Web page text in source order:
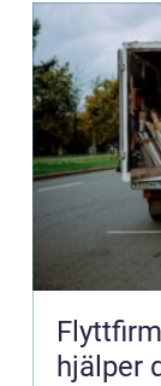
Flyttfirma
hjälper